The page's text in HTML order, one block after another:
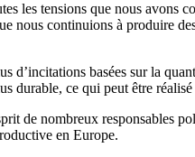
les tensions que nous avons
nous continuions à produire
d’incitations basées sur la
durable, ce qui peut être
de nombreux responsables
en Europe.